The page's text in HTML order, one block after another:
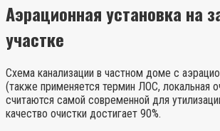
Аэрационная установка на
участке
Схема канализации в частном доме с
(также применяется термин ЛОС, локальная
считаются самой современной для
качество очистки достигает 90%.